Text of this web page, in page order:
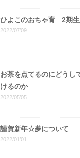
ひよこのおちゃ育 2期
2022/07/09
お茶を点てるのにどうし
けるのか
2022/05/05
謹賀新年☆夢について
2022/01/01